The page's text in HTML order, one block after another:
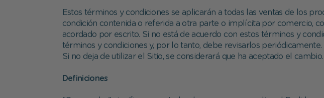
Estos términos y condiciones se aplicarán a todas las ventas de los
condición contenida o referida a otra parte o implícita por comercio,
acordado por escrito. Si no está de acuerdo con estos términos y
términos y condiciones y, por lo tanto, debe revisarlos
Si no deja de utilizar el Sitio, se considerará que ha aceptado el cambio.
Definiciones